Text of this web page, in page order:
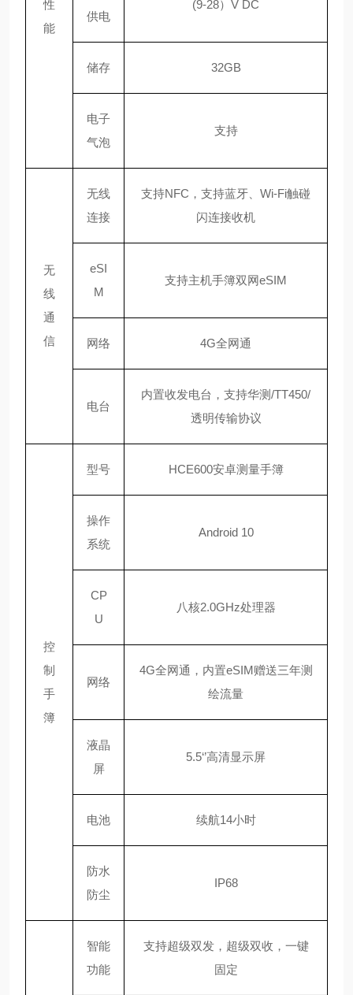
性
能
供电
(9-28）V DC
储存 32GB
电子
气泡
支持
无
线
通
信
无线
连接
支持NFC，支持蓝牙、Wi-Fi触碰
闪连接收机
eSI
M
支持主机手簿双网eSIM
网络 4G全网通
电台
内置收发电台，支持华测/TT450/
透明传输协议
控
制
手
簿
型号 HCE600安卓测量手簿
操作
系统
Android 10
CP
U
八核2.0GHz处理器
网络
4G全网通，内置eSIM赠送三年测
绘流量
液晶
屏
5.5‘’高清显示屏
电池 续航14小时
防水
防尘
IP68
智能
功能
支持超级双发，超级双收，一键
固定